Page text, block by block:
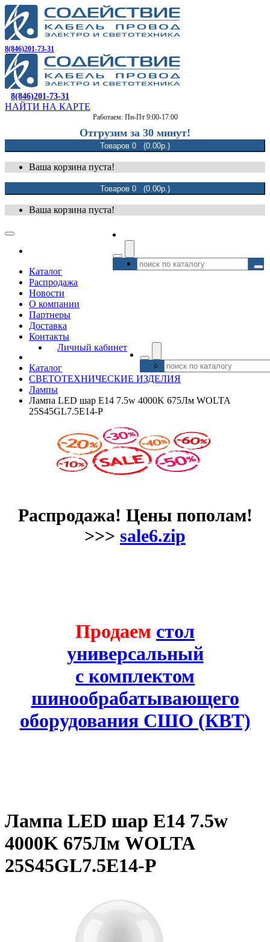
8(846)201-73-31
8(846)201-73-31
НАЙТИ НА КАРТЕ
Работаем: Пн-Пт 9:00-17:00
Отгрузим за 30 минут!
Товаров 0 (0.00р.)
Ваша корзина пуста!
Товаров 0 (0.00р.)
Ваша корзина пуста!
Каталог
Распродажа
Новости
О компании
Партнеры
Доставка
Контакты
Личный кабинет
Каталог
СВЕТОТЕХНИЧЕСКИЕ ИЗДЕЛИЯ
Лампы
Лампа LED шар E14 7.5w 4000K 675Лм WOLTA
25S45GL7.5E14-P
Распродажа! Цены пополам!
>>> sale6.zip
Продаем стол
универсальный
с комплектом
шинообрабатывающего
оборудования СШО (КВТ)
Лампа LED шар E14 7.5w
4000K 675Лм WOLTA
25S45GL7.5E14-P